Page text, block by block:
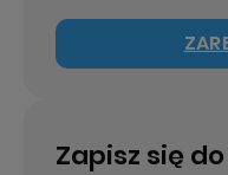
Zapisz się